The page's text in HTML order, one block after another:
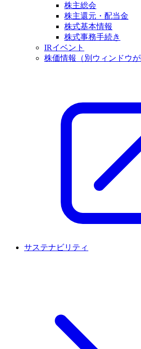
株主総会
株主還元・配当金
株式基本情報
株式事務手続き
IRイベント
株価情報
（別ウィンドウ
サステナビリティ